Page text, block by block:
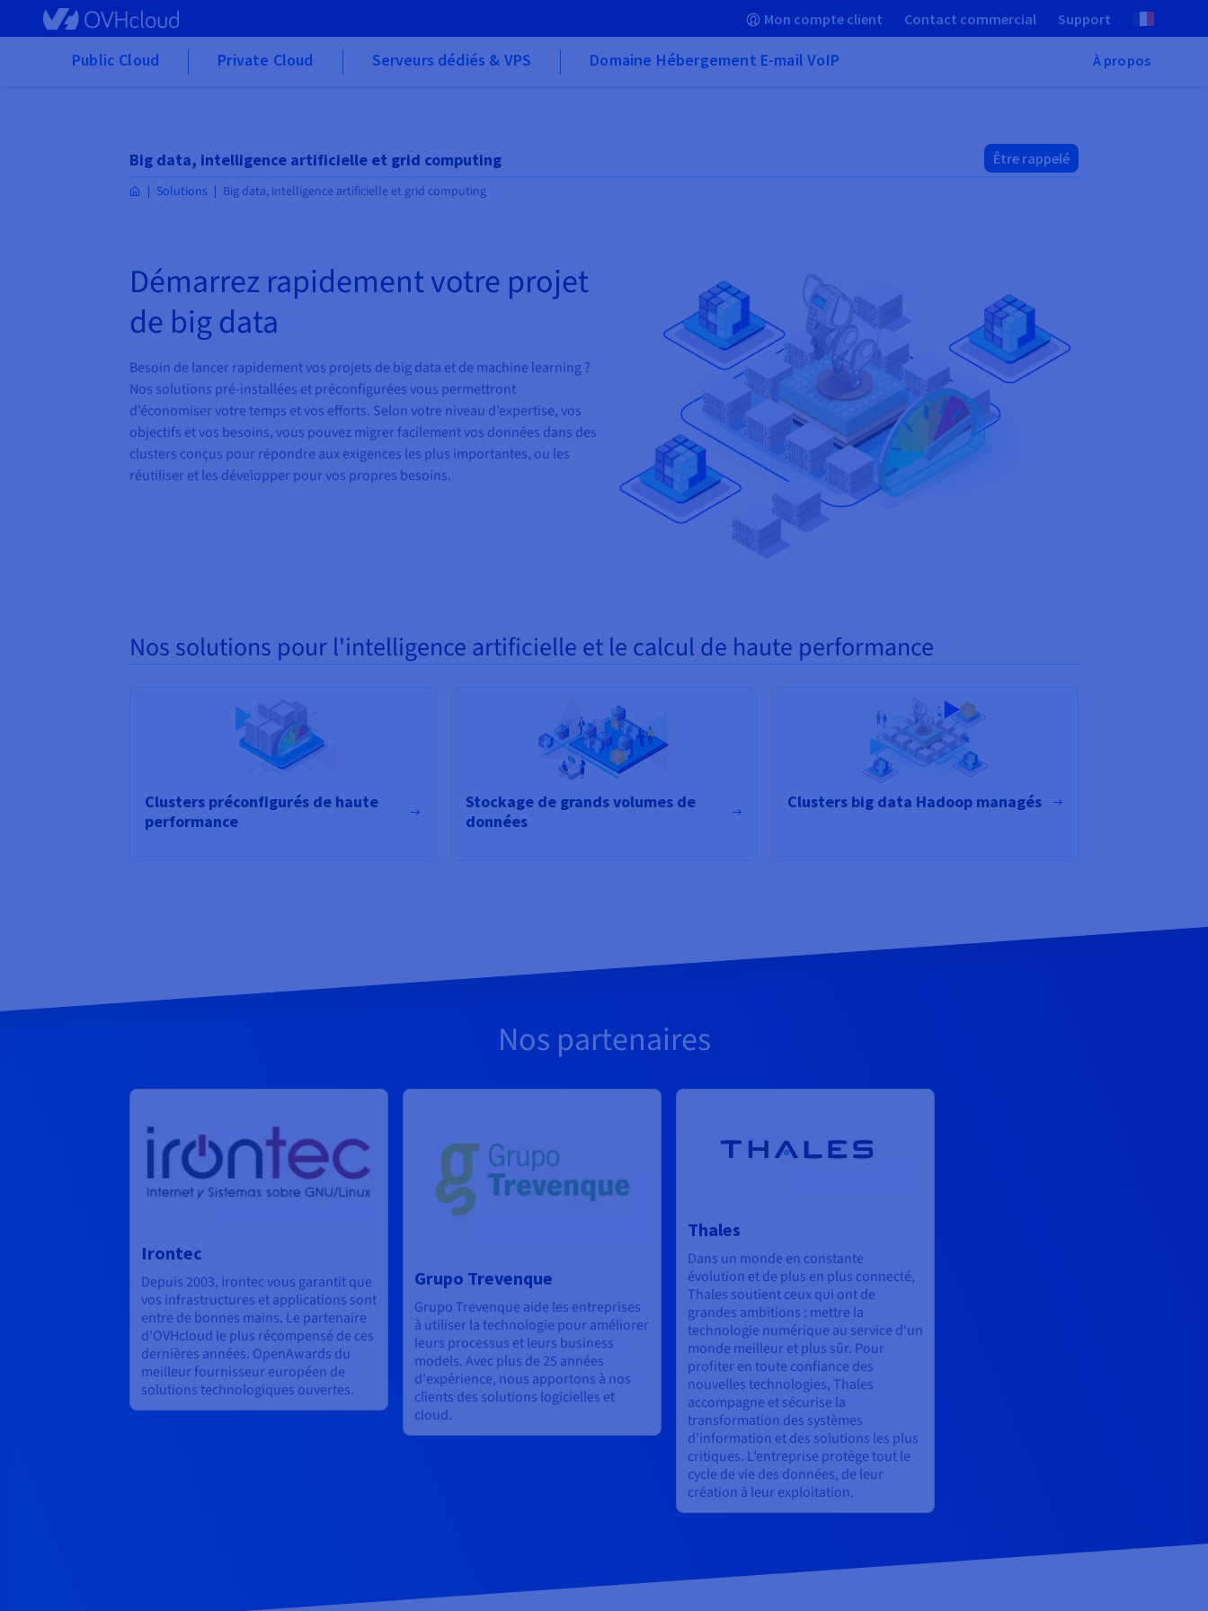
Skip to main content Mon compte client Contact commercial Support
Public Cloud Private Cloud Serveurs dédiés & VPS Domaine Hébergement E-mail VoIP À propos
Big data, intelligence artificielle et grid computing
Être rappelé
Solutions
Big data, intelligence artificielle et grid computing
Démarrez rapidement votre projet
de big data
Besoin de lancer rapidement vos projets de big data et de machine learning ?
Nos solutions pré-installées et préconfigurées vous permettront
d’économiser votre temps et vos efforts. Selon votre niveau d’expertise, vos
objectifs et vos besoins, vous pouvez migrer facilement vos données dans des
clusters conçus pour répondre aux exigences les plus importantes, ou les
réutiliser et les développer pour vos propres besoins.
Nos solutions pour l'intelligence artificielle et le calcul de haute performance
Clusters préconfigurés de haute
performance
Stockage de grands volumes de
données
Clusters big data Hadoop managés
Nos partenaires
Irontec
Depuis 2003, Irontec vous garantit que
vos infrastructures et applications sont
entre de bonnes mains. Le partenaire
d'OVHcloud le plus récompensé de ces
dernières années. OpenAwards du
meilleur fournisseur européen de
solutions technologiques ouvertes.
Grupo Trevenque
Grupo Trevenque aide les entreprises
à utiliser la technologie pour améliorer
leurs processus et leurs business
models. Avec plus de 25 années
d'expérience, nous apportons à nos
clients des solutions logicielles et
cloud.
Thales
Dans un monde en constante
évolution et de plus en plus connecté,
Thales soutient ceux qui ont de
grandes ambitions : mettre la
technologie numérique au service d'un
monde meilleur et plus sûr. Pour
profiter en toute confiance des
nouvelles technologies, Thales
accompagne et sécurise la
transformation des systèmes
d'information et des solutions les plus
critiques. L’entreprise protège tout le
cycle de vie des données, de leur
création à leur exploitation.